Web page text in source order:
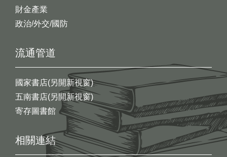
財金產業
政治/外交/國防
流通管道
國家書店(另開新視窗)
五南書店(另開新視窗)
寄存圖書館
相關連結